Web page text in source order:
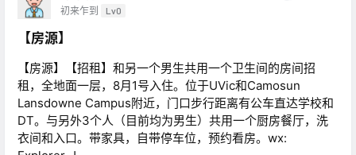
初来乍到 Lv0
【房源】
【房源】【招租】和另一个男生共用一个卫生间的房间招
租，全地面一层，8月1号入住。位于UVic和Camosun
Lansdowne Campus附近，门口步行距离有公车直达学校和
DT。与另外3个人（目前均为男生）共用一个厨房餐厅，洗
衣间和入口。带家具，自带停车位，预约看房。wx: